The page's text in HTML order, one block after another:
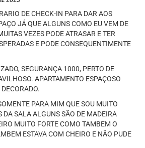
DE CHECK-IN PARA DAR AOS
JÁ QUE ALGUNS COMO EU VEM DE
VEZES PODE ATRASAR E TER
E PODE CONSEQUENTIMENTE
SEGURANÇA 1000, PERTO DE
APARTAMENTO ESPAÇOSO
PARA MIM QUE SOU MUITO
DA SALA ALGUNS SÃO DE MADEIRA
MUITO FORTE COMO TAMBEM O
ESTAVA COM CHEIRO E NÃO PUDE